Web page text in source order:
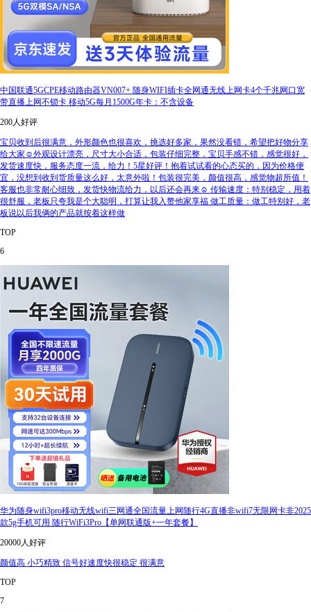
中国联通5GCPE移动路由器VN007+ 随身WIFI插卡全网通无线上网卡4个千兆网口宽
带直播上网不锁卡 移动5G每月1500G年卡：不含设备
200人好评
宝贝收到后很满意，外形颜色也很喜欢，挑选好多家，果然没看错，希望把好物分享
给大家☺️外观设计漂亮，尺寸大小合适，包装仔细完整，宝贝手感不错，感觉很好，
发货速度快，服务态度一流，给力！5星好评！抱着试试看的心态买的，因为价格便
宜，没想到收到货质量这么好，太意外啦！包装很完美，颜值很高，感觉物超所值！
客服也非常耐心细致，发货快物流给力，以后还会再来☺️ 传输速度：特别稳定，用着
很舒服，老板只夸我是个大聪明，打算让我入赘他家享福 做工质量：做工特别好，老
板说以后我俩的产品就按着这样做
TOP
6
华为随身wifi3pro移动无线wifi三网通全国流量上网随行4G直播非wifi7无限网卡非2025
款5g手机可用 随行WiFi3Pro【单网联通版+一年套餐】
20000人好评
颜值高 小巧精致 信号好速度快很稳定 很满意
TOP
7